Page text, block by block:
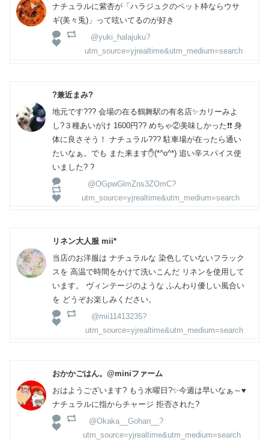
ナチュラルに紫杏が「ハラジュクのペット枠ならウサ
ギ(美々兎)」って呟いてるのが好き
@yuki_halajuku?
utm_source=yjrealtime&utm_medium=search
?兼近まみ?
地元です??? 会場の在る鶴舞駅の有名店✨カリーみよ
し?３種あいがけ 1600円?? めちゃ②美味しかった❗️❗️ 身
体に良さそう！ ナチュラル??? 駐車場が在ったら通い
たいなぁ。でも また来ます✋(*^o^*) 追い辛スパイス使
いました? ?
@OGpwGlmZns3ZOmC?
utm_source=yjrealtime&utm_medium=search
リネン大人服 mii*
当店のお洋服は ナチュラルな 染色していないフラック
スを 高温で時間をかけて洗いこんだ リネンを使用して
います。 ヴィンテージのような ふんわり優しい風合い
を どうぞお楽しみください。
@mii11413235?
utm_source=yjrealtime&utm_medium=search
おかかごはん。@miniファーム
おはようございます? もう水曜日?✨今週は早いなぁ～♥️
ナチュラルに指からチャージ 拒否された?
@Okaka__Gohan__?
utm_source=yjrealtime&utm_medium=search